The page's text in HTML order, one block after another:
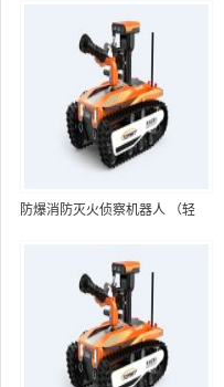
防爆消防灭火侦察机器人 （轻
MC80BD（第6代）